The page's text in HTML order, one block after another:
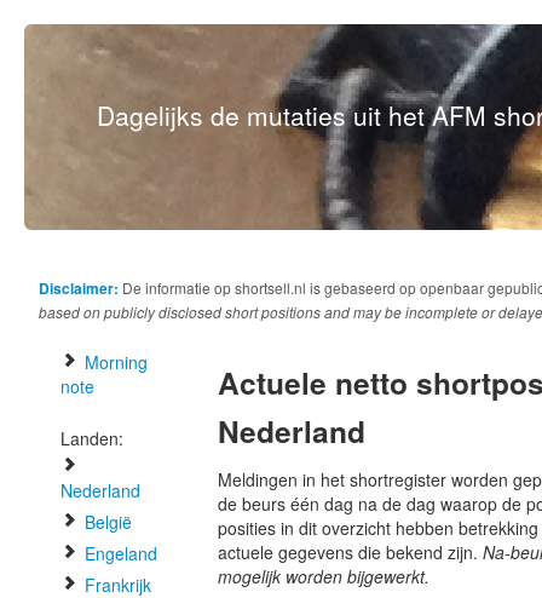
Dagelijks de mutaties uit het AFM
Disclaimer: De informatie op shortsell.nl is gebaseerd op openbaar
based on publicly disclosed short positions and may be incomplete or
Morning
note
Landen:
Nederland
België
Engeland
Frankrijk
Actuele netto
Nederland
Meldingen in het shortregister worden
de beurs één dag na de dag waarop de
posities in dit overzicht hebben
actuele gegevens die bekend zijn. Na-
mogelijk worden bijgewerkt.